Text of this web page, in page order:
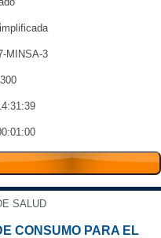
MINSA-3
SALUD
CONSUMO PARA EL